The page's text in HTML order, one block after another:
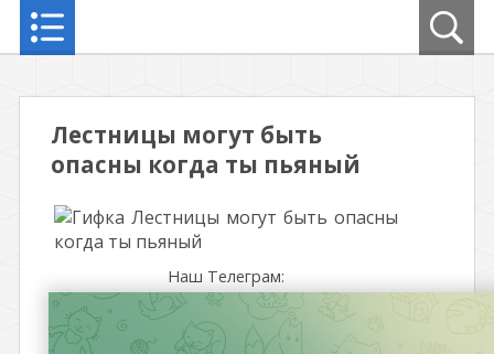
Лестницы могут быть
опасны когда ты пьяный
Наш Телеграм: